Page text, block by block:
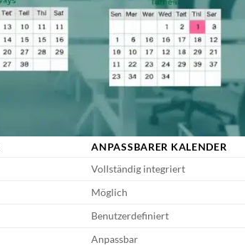
ANPASSBARER KALENDER
Vollständig integriert
Möglich
Benutzerdefiniert
Anpassbar